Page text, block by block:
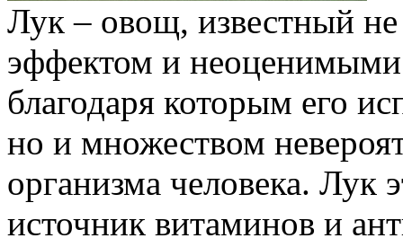
Лук – овощ, известный
эффектом и
благодаря которым его
но и множеством
организма человека. Лук
источник витаминов и